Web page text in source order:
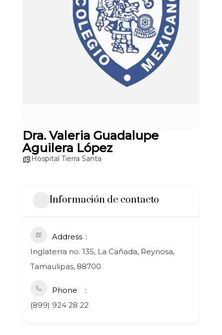
Dra. Valeria Guadalupe
Aguilera López
Hospital Tierra Santa
Información de contacto
Address
Inglaterra no. 135, La Cañada, Reynosa,
Tamaulipas, 88700
Phone
(899) 924 28 22